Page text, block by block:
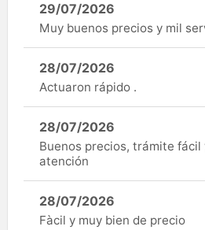
29/07/2026
Muy buenos precios y mil
28/07/2026
Actuaron rápido .
28/07/2026
Buenos precios, trámite fácil
atención
28/07/2026
Fàcil y muy bien de precio